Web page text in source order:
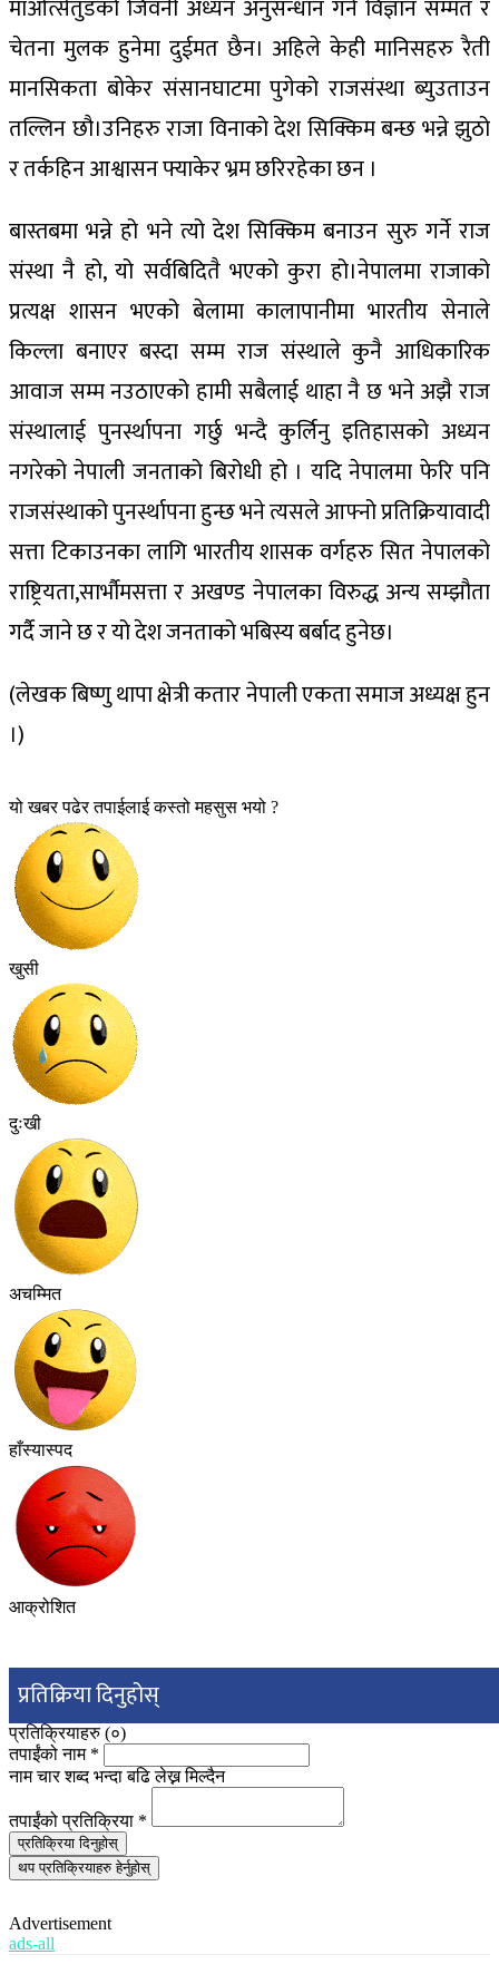
माओत्सेतुडको जिवनी अध्यन अनुसन्धान गर्न विज्ञान सम्मत र
चेतना मुलक हुनेमा दुईमत छैन। अहिले केही मानिसहरु रैती
मानसिकता बोकेर संसानघाटमा पुगेको राजसंस्था ब्युउताउन
तल्लिन छौ।उनिहरु राजा विनाको देश सिक्किम बन्छ भन्ने झुठो
र तर्कहिन आश्वासन फ्याकेर भ्रम छरिरहेका छन ।
बास्तबमा भन्ने हो भने त्यो देश सिक्किम बनाउन सुरु गर्ने राज
संस्था नै हो, यो सर्वबिदितै भएको कुरा हो।नेपालमा राजाको
प्रत्यक्ष शासन भएको बेलामा कालापानीमा भारतीय सेनाले
किल्ला बनाएर बस्दा सम्म राज संस्थाले कुनै आधिकारिक
आवाज सम्म नउठाएको हामी सबैलाई थाहा नै छ भने अझै राज
संस्थालाई पुनर्स्थापना गर्छु भन्दै कुर्लिनु इतिहासको अध्यन
नगरेको नेपाली जनताको बिरोधी हो । यदि नेपालमा फेरि पनि
राजसंस्थाको पुनर्स्थापना हुन्छ भने त्यसले आफ्नो प्रतिक्रियावादी
सत्ता टिकाउनका लागि भारतीय शासक वर्गहरु सित नेपालको
राष्ट्रियता,सार्भौमसत्ता र अखण्ड नेपालका विरुद्ध अन्य सम्झौता
गर्दै जाने छ र यो देश जनताको भबिस्य बर्बाद हुनेछ।
(लेखक बिष्णु थापा क्षेत्री कतार नेपाली एकता समाज अध्यक्ष हुन
।)
यो खबर पढेर तपाईलाई कस्तो महसुस भयो ?
खुसी
दुःखी
अचम्मित
हाँस्यास्पद
आक्रोशित
प्रतिक्रिया दिनुहोस्
प्रतिक्रियाहरु (०)
तपाईंको नाम *
नाम चार शब्द भन्दा बढि लेख्न मिल्दैन
तपाईंको प्रतिक्रिया *
प्रतिक्रिया दिनुहोस्
थप प्रतिक्रियाहरु हेर्नुहोस्
Advertisement
ads-all